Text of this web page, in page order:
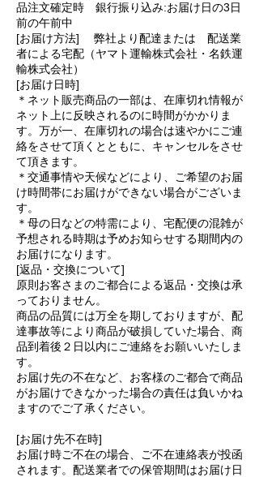
品注文確定時 銀行振り込み:お届け日の3日
前の午前中
[お届け方法] 弊社より配達または 配送業
者による宅配（ヤマト運輸株式会社・名鉄運
輸株式会社）
[お届け日時]
＊ネット販売商品の一部は、在庫切れ情報が
ネット上に反映されるのに時間がかかりま
す。万が一、在庫切れの場合は速やかにご連
絡をさせて頂くとともに、キャンセルをさせ
て頂きます。
＊交通事情や天候などにより、ご希望のお届
け時間帯にお届けができない場合がございま
す。
＊母の日などの特需により、宅配便の混雑が
予想される時期は予めお知らせする期間内の
お届けになります。
[返品・交換について]
​原則お客さまのご都合による返品・交換は承
っておりません。
商品の品質には万全を期しておりますが、配
達事故等により商品が破損していた場合、商
品到着後２日以内にご連絡をお願いいたしま
す。
お届け先の不在など、お客様のご都合で商品
がお届けできなかった場合の責任は負いかね
ますのでご了承ください。
[お届け先不在時]
お届け時ご不在の場合、ご不在連絡表が投函
されます。配送業者での保管期間はお届け日